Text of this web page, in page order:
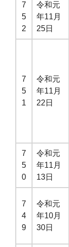
7
5
2
令和元
年11月
25日
7
5
1
令和元
年11月
22日
7
5
0
令和元
年11月
13日
7
4
9
令和元
年10月
30日